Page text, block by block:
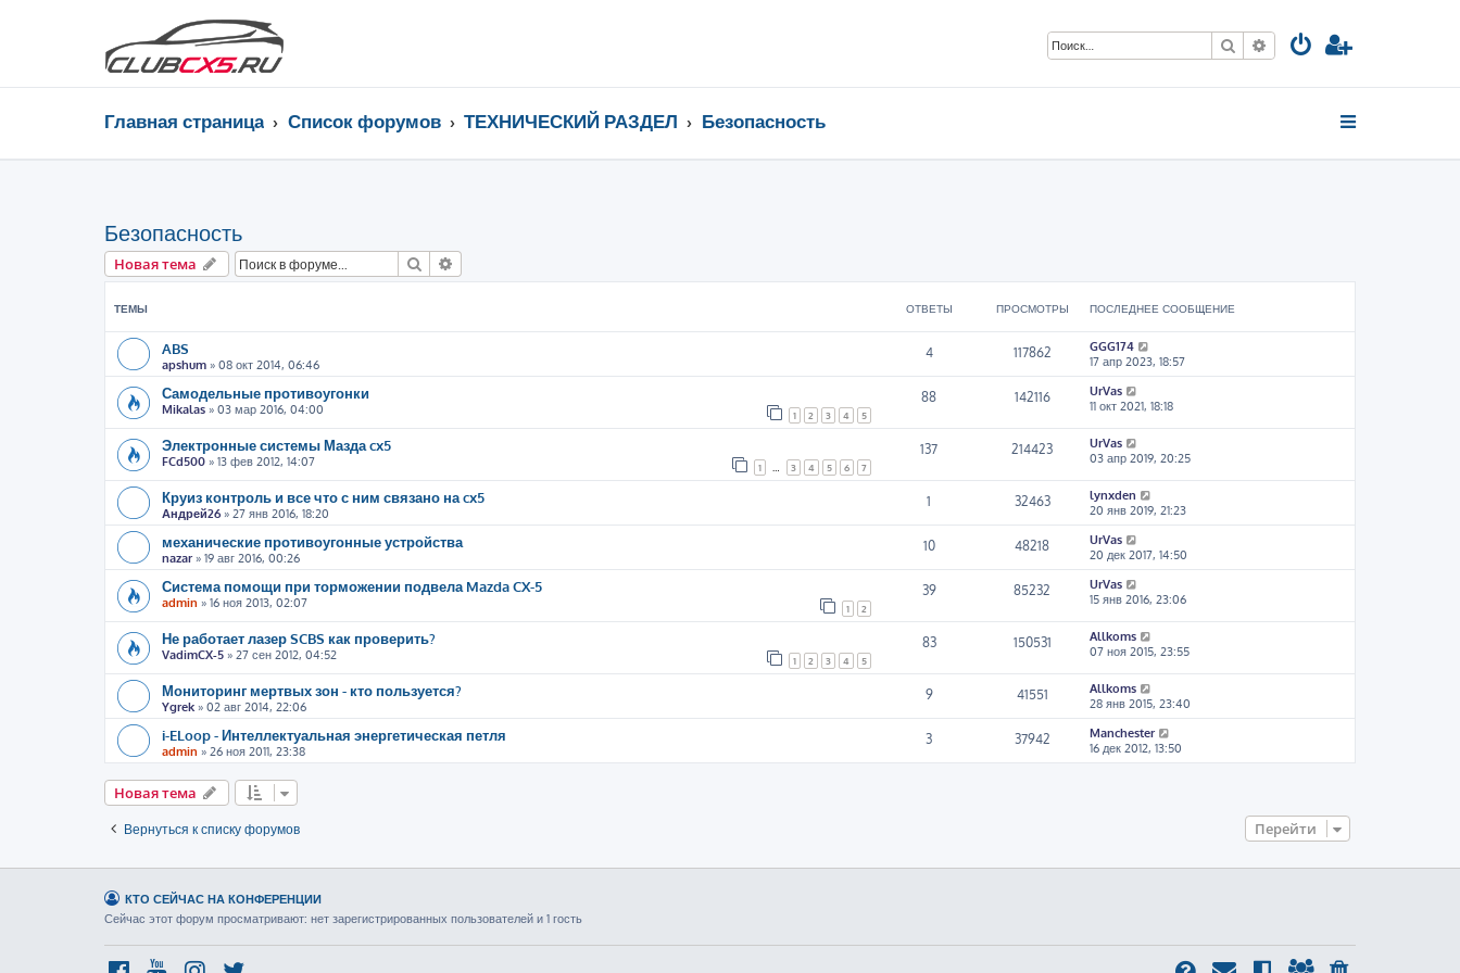
Поиск Расширенный поиск
Главная страница Список форумов ТЕХНИЧЕСКИЙ РАЗДЕЛ Безопасность
Безопасность
Новая тема Поиск
ТЕМЫ ОТВЕТЫ ПРОСМОТРЫ ПОСЛЕДНЕЕ СООБЩЕНИЕ
ABS
apshum » 08 окт 2014, 06:46
4 117862
GGG174
17 апр 2023, 18:57
Самодельные противоугонки
Mikalas » 03 мар 2016, 04:00 1 2 3 4 5
88 142116
UrVas
11 окт 2021, 18:18
Электронные системы Мазда cx5
FCd500 » 13 фев 2012, 14:07 1 3 4 5 6 7
137 214423
UrVas
03 апр 2019, 20:25
Круиз контроль и все что с ним связано на cx5
Андрей26» 27 янв 2016, 18:20
1 32463
lynxden
20 янв 2019, 21:23
механические противоугонные устройства
nazar» 19 авг 2016, 00:26
10 48218
UrVas
20 дек 2017, 14:50
Система помощи при торможении подвела Mazda CX-5
admin » 16 ноя 2013, 02:07 1 2
39 85232
UrVas
15 янв 2016, 23:06
Не работает лазер SCBS как проверить?
VadimCX-5 » 27 сен 2012, 04:52 1 2 3 4 5
83 150531
Allkoms
07 ноя 2015, 23:55
Мониторинг мертвых зон - кто пользуется?
Ygrek » 02 авг 2014, 22:06
9 41551
Allkoms
28 янв 2015, 23:40
i-ELoop - Интеллектуальная энергетическая петля
admin » 26 ноя 2011, 23:38
3 37942
Manchester
16 дек 2012, 13:50
Новая тема
Вернуться к списку форумов Перейти
КТО СЕЙЧАС НА КОНФЕРЕНЦИИ
Сейчас этот форум просматривают: нет зарегистрированных пользователей и 1 гость